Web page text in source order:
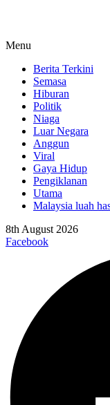
Menu
Berita Terkini
Semasa
Hiburan
Politik
Niaga
Luar Negara
Anggun
Viral
Gaya Hidup
Pengiklanan
Utama
Malaysia luah
8th August 2026
Facebook